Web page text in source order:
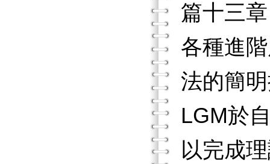
篇十三
各種進
法的簡
LGM於
以完成